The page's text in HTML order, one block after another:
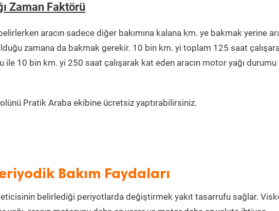
Zaman Faktörü
belirlerken aracın sadece diğer bakımına kalana km. ye bakmak yerine
zamana da bakmak gerekir. 10 bin km. yi toplam 125 saat
ile 10 bin km. yi 250 saat çalışarak kat eden aracın motor yağı durumu
Pratik Araba ekibine ücretsiz yaptırabilirsiniz.
Bakım Faydaları
belirlediği periyotlarda değiştirmek yakıt tasarrufu sağlar.